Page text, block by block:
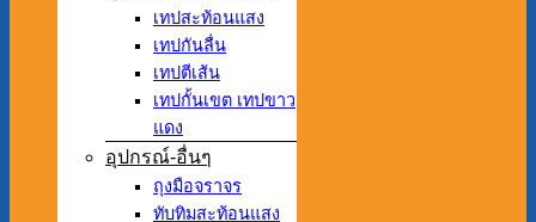
เทปสะท้อนแสง
เทปกันลื่น
เทปตีเส้น
เทปกั้นเขต เทปขาว
แดง
อุปกรณ์-อื่นๆ
ถุงมือจราจร
ทับทิมสะท้อนแสง